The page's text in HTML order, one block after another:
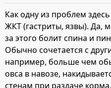
и
:
Как одну из проблем
ЖКТ (гастриты, язвы). Да,
за этого болит спина и
Обычно сочетается с
например, больше чем
овса в навозе,
стенам при раздаче